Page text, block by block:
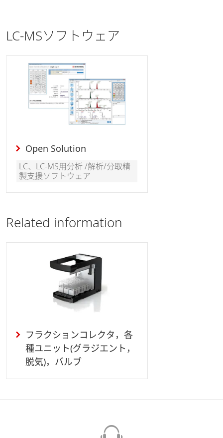
LC-MSソフトウェア
Open Solution
LC、LC-MS用分析 /解析/分取精
製支援ソフトウェア
Related information
フラクションコレクタ，各
種ユニット(グラジエント，
脱気)，バルブ